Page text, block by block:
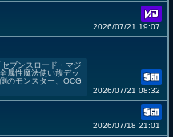
2026/07/21 19:07
ブンスロード・マジ
属性魔法使い族デッ
のモンスター、OCG
2026/07/21 08:32
2026/07/18 21:01